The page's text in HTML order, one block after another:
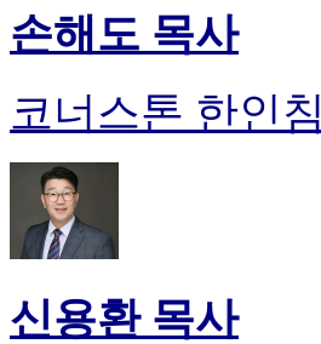
손해도 목사
코너스톤 한인
신용환 목사